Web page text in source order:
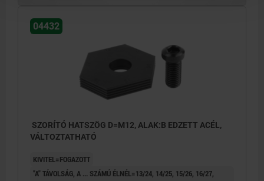
04432
SZORÍTÓ HATSZÖG D=M12, ALAK:B EDZETT ACÉL,
VÁLTOZTATHATÓ
KIVITEL=FOGAZOTT
"A" TÁVOLSÁG, A ... SZÁMÚ ÉLNÉL=13/24, 14/25, 15/26, 16/27,